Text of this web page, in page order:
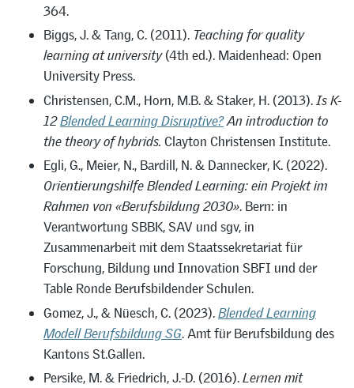
364.
Biggs, J. & Tang, C. (2011). Teaching for quality
learning at university(4th ed.). Maidenhead: Open
University Press.
Christensen, C.M., Horn, M.B. & Staker, H. (2013).Is K-
12Blended Learning Disruptive?An introduction to
the theory of hybrids. Clayton Christensen Institute.
Egli, G., Meier, N., Bardill, N. & Dannecker, K. (2022).
Orientierungshilfe Blended Learning: ein Projekt im
Rahmen von «Berufsbildung 2030». Bern: in
Verantwortung SBBK, SAV und sgv, in
Zusammenarbeit mit dem Staatssekretariat für
Forschung, Bildung und Innovation SBFI und der
Table Ronde Berufsbildender Schulen.
Gomez, J., & Nüesch, C. (2023).Blended Learning
Modell Berufsbildung SG. Amt für Berufsbildung des
Kantons St.Gallen.
Persike, M. & Friedrich, J.-D. (2016).Lernen mit